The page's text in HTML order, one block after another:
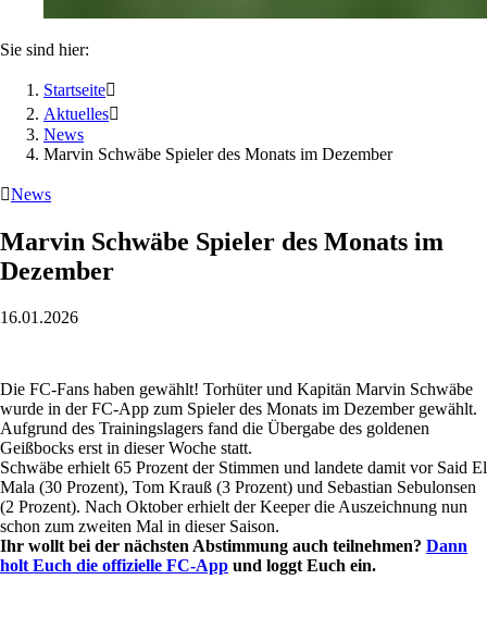
Sie sind hier:
Startseite
Aktuelles
News
Marvin Schwäbe Spieler des Monats im Dezember
News
Marvin Schwäbe Spieler des Monats im
Dezember
16.01.2026
Die FC-Fans haben gewählt! Torhüter und Kapitän Marvin Schwäbe
wurde in der FC-App zum Spieler des Monats im Dezember gewählt.
Aufgrund des Trainingslagers fand die Übergabe des goldenen
Geißbocks erst in dieser Woche statt.
Schwäbe erhielt 65 Prozent der Stimmen und landete damit vor Said El
Mala (30 Prozent), Tom Krauß (3 Prozent) und Sebastian Sebulonsen
(2 Prozent). Nach Oktober erhielt der Keeper die Auszeichnung nun
schon zum zweiten Mal in dieser Saison.
Ihr wollt bei der nächsten Abstimmung auch teilnehmen? Dann
holt Euch die offizielle FC-App und loggt Euch ein.